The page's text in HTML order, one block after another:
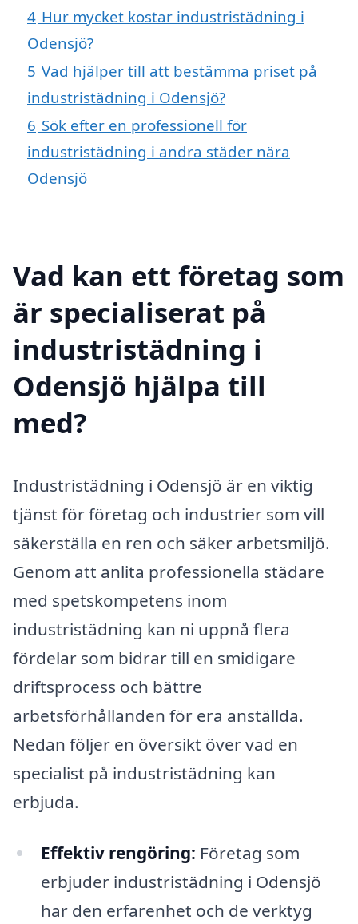
4 Hur mycket kostar industristädning i
Odensjö?
5 Vad hjälper till att bestämma priset på
industristädning i Odensjö?
6 Sök efter en professionell för
industristädning i andra städer nära
Odensjö
Vad kan ett företag som
är specialiserat på
industristädning i
Odensjö hjälpa till
med?
Industristädning i Odensjö är en viktig
tjänst för företag och industrier som vill
säkerställa en ren och säker arbetsmiljö.
Genom att anlita professionella städare
med spetskompetens inom
industristädning kan ni uppnå flera
fördelar som bidrar till en smidigare
driftsprocess och bättre
arbetsförhållanden för era anställda.
Nedan följer en översikt över vad en
specialist på industristädning kan
erbjuda.
Effektiv rengöring: Företag som
erbjuder industristädning i Odensjö
har den erfarenhet och de verktyg